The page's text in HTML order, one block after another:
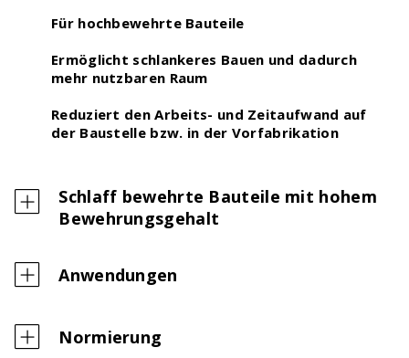
Digitaler Bewehrungsschieber
Mindestabmessungen von Abbiegeformen -
digital berechnet nach neuer SIA 262 (2025)
Für hochbewehrte Bauteile
Ermöglicht schlankeres Bauen und dadurch
mehr nutzbaren Raum
Reduziert den Arbeits- und Zeitaufwand auf
der Baustelle bzw. in der Vorfabrikation
Schlaff bewehrte Bauteile mit hohem
Bewehrungsgehalt
Anwendungen
Normierung